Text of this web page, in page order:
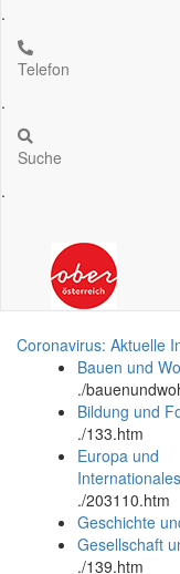
.
Telefon
.
Suche
.
Coronavirus: Aktuelle
Bauen und
./
Bildung und
./133.htm
Europa und
Internationales
./203110.htm
Geschichte
Gesellschaft
./139.htm